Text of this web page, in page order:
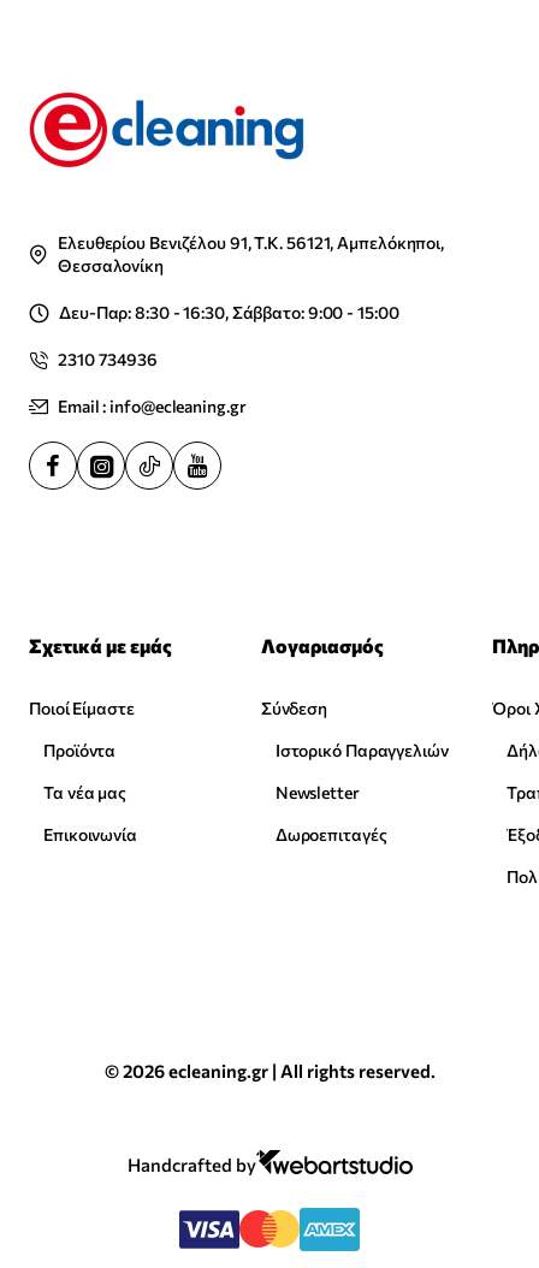
Ελευθερίου Βενιζέλου 91, Τ.Κ. 56121, Αμπελόκηποι,
Θεσσαλονίκη
Δευ-Παρ: 8:30 - 16:30, Σάββατο: 9:00 - 15:00
2310 734936
Email : info@ecleaning.gr
Σχετικά με εμάς
Ποιοί Είμαστε
Προϊόντα
Τα νέα μας
Επικοινωνία
Λογαριασμός
Σύνδεση
Ιστορικό Παραγγελιών
Newsletter
Δωροεπιταγές
Όροι
© 2026 ecleaning.gr | All rights reserved.
Handcrafted by